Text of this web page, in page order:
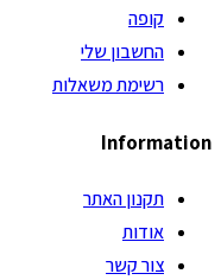
קופה
החשבון שלי
רשימת משאלות
Information
תקנון האתר
אודות
צור קשר